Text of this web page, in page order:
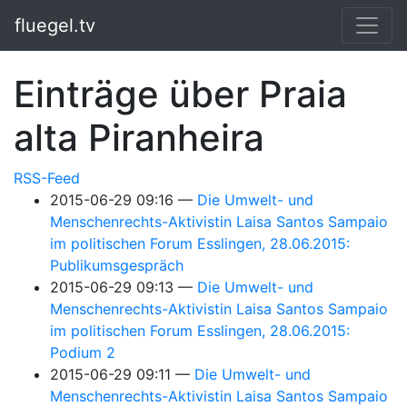
fluegel.tv
Einträge über Praia
alta Piranheira
RSS-Feed
2015-06-29 09:16
Die Umwelt- und
Menschenrechts-Aktivistin Laisa Santos Sampaio
im politischen Forum Esslingen, 28.06.2015:
Publikumsgespräch
2015-06-29 09:13
Die Umwelt- und
Menschenrechts-Aktivistin Laisa Santos Sampaio
im politischen Forum Esslingen, 28.06.2015:
Podium 2
2015-06-29 09:11
Die Umwelt- und
Menschenrechts-Aktivistin Laisa Santos Sampaio